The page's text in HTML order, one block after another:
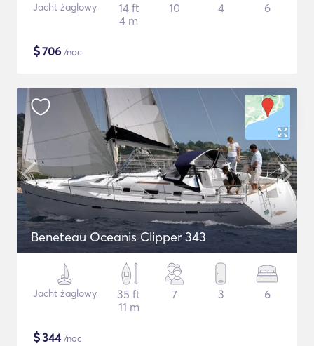
Jacht żaglowy
14 ft
4 m
10 4 6
$706 /noc
Beneteau Oceanis Clipper 343
Jacht żaglowy
35 ft
11 m
7 3 6
$344/noc